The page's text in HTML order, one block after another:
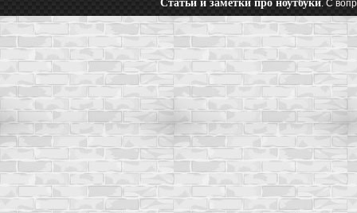
Статьи и заметки про ноутбуки. С